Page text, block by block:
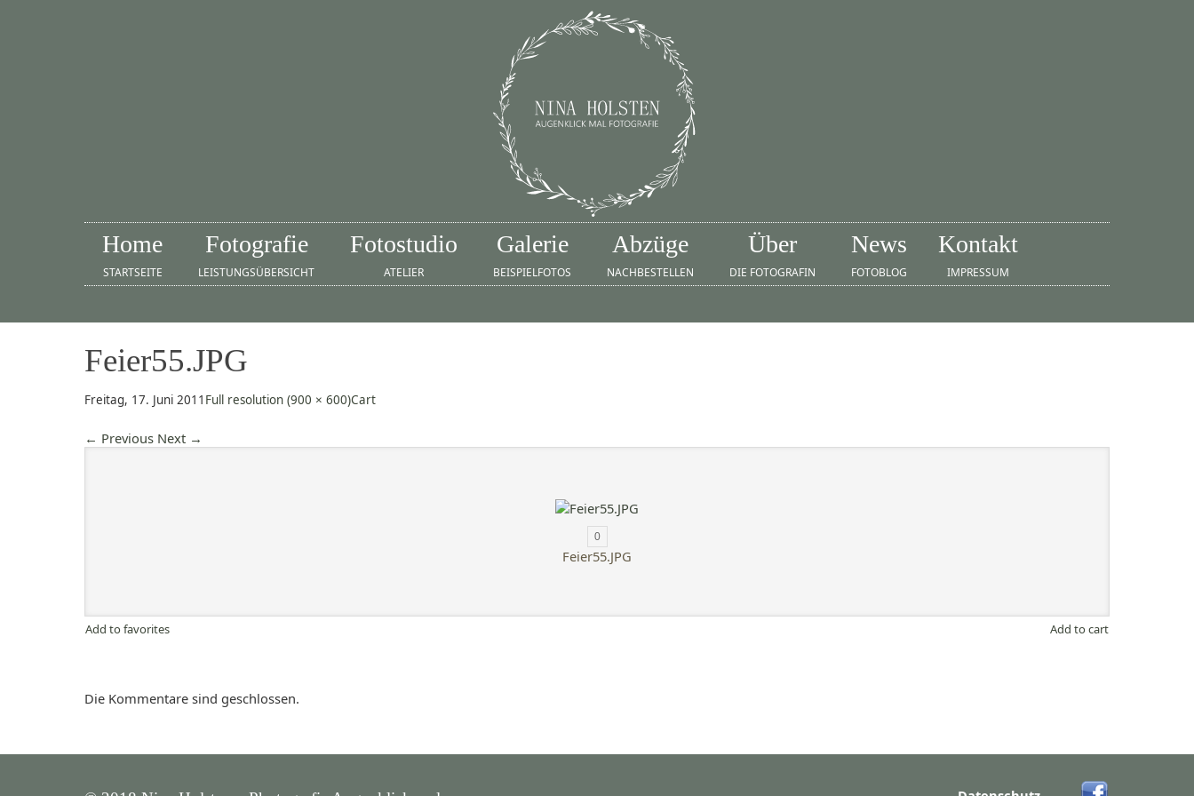
Home
STARTSEITE
Fotografie
LEISTUNGSÜBERSICHT
Fotostudio
ATELIER
Galerie
BEISPIELFOTOS
Abzüge
NACHBESTELLEN
Über
DIE FOTOGRAFIN
News
FOTOBLOG
Kontakt
IMPRESSUM
Feier55.JPG
Freitag, 17. Juni 2011 Full resolution (900 × 600)Cart
← Previous Next →
0
Feier55.JPG
Add to favorites Add to cart
Die Kommentare sind geschlossen.